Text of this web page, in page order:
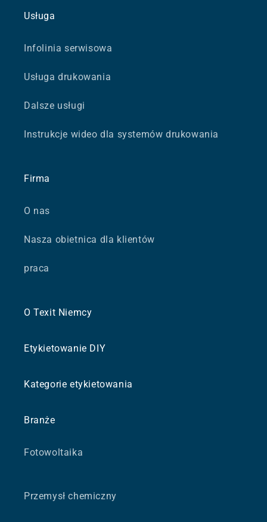
Usługa
Infolinia serwisowa
Usługa drukowania
Dalsze usługi
Instrukcje wideo dla systemów drukowania
Firma
O nas
Nasza obietnica dla klientów
praca
O Texit Niemcy
Etykietowanie DIY
Kategorie etykietowania
Branże
Fotowoltaika
Przemysł chemiczny